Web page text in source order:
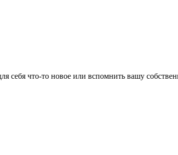
себя что-то новое или вспомнить вашу